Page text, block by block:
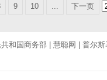
9 10 下一页
和国商务部 慧聪网 普尔斯